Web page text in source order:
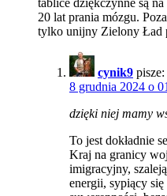
tablice dziękczynne są
20 lat prania mózgu.
tylko unijny Zielony Ład
cynik9 pisze:
8 grudnia 2024 o
dzięki niej mamy
To jest dokładnie
Kraj na granicy
imigracyjny,
energii, sypiący się